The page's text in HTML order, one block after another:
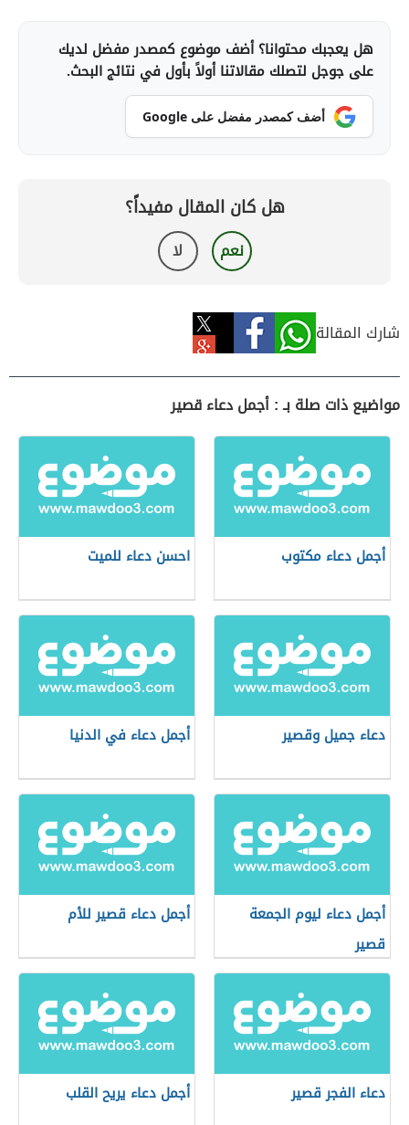
هل يعجبك محتوانا؟ أضف موضوع كمصدر مفضل لديك
على جوجل لتصلك مقالاتنا أولاً بأول في نتائج البحث.
أضف كمصدر مفضل على Google
هل كان المقال مفيداً؟
نعم لا
شارك المقالة
مواضيع ذات صلة بـ : أجمل دعاء قصير
أجمل دعاء مكتوب احسن دعاء للميت
دعاء جميل وقصير أجمل دعاء في الدنيا
أجمل دعاء ليوم الجمعة
قصير
أجمل دعاء قصير للأم
دعاء الفجر قصير أجمل دعاء يريح القلب